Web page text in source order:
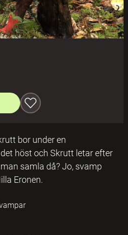
bor under en
höst och Skrutt letar efter
samla då? Jo, svamp
Eronen.